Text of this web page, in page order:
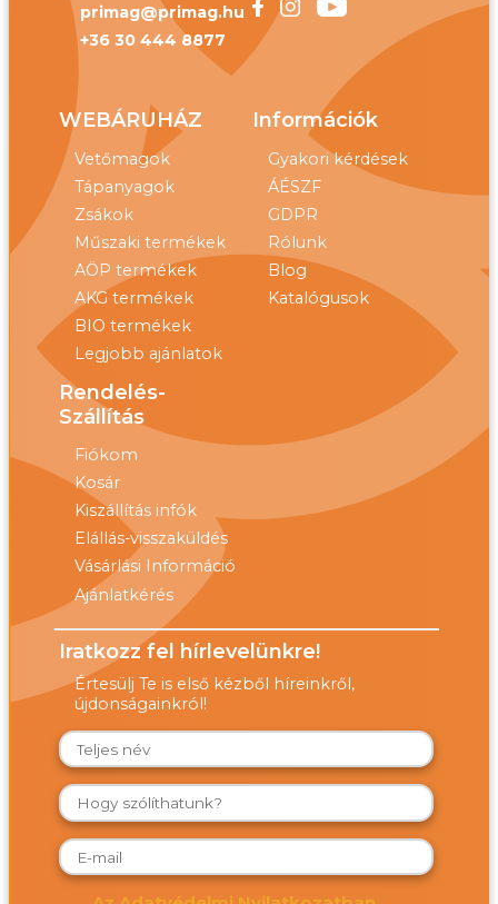
primag@primag.hu
+36 30 444 8877
WEBÁRUHÁZ
Vetőmagok
Tápanyagok
Zsákok
Műszaki termékek
AÖP termékek
AKG termékek
BIO termékek
Legjobb ajánlatok
Információk
Gyakori kérdések
ÁÉSZF
GDPR
Rólunk
Blog
Katalógusok
Rendelés-
Szállítás
Fiókom
Kosár
Kiszállítás infók
Elállás-visszaküldés
Vásárlási Információ
Ajánlatkérés
Iratkozz fel hírlevelünkre!
Értesülj Te is első kézből híreinkről,
újdonságainkról!